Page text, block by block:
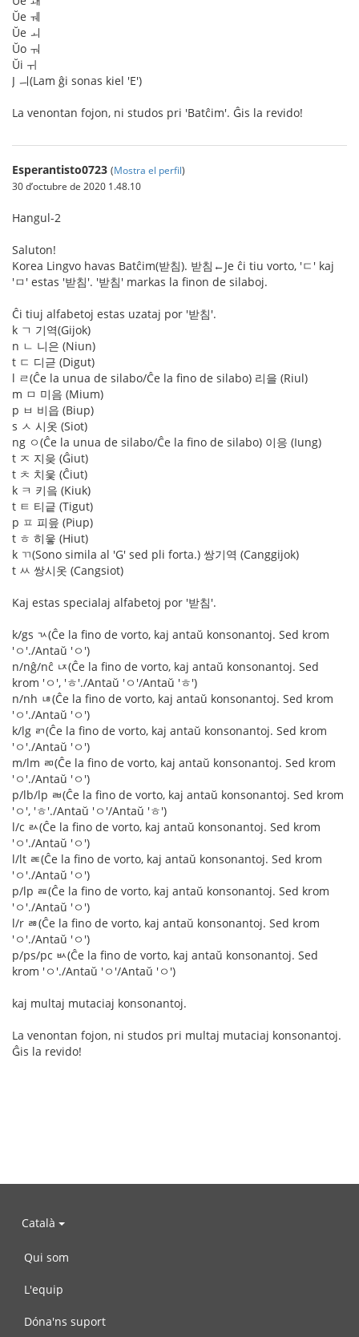
Ŭe ㅞ
Ŭe ㅚ
Ŭo ㅝ
Ŭi ㅟ
J ㅢ(Lam ĝi sonas kiel 'E')
La venontan fojon, ni studos pri 'Batĉim'. Ĝis la revido!
Esperantisto0723 (Mostra el perfil)
30 d’octubre de 2020 1.48.10
Hangul-2
Saluton!
Korea Lingvo havas Batĉim(받침). 받침←Je ĉi tiu vorto, 'ㄷ' kaj
'ㅁ' estas '받침'. '받침' markas la finon de silaboj.
Ĉi tiuj alfabetoj estas uzataj por '받침'.
k ㄱ 기역(Gijok)
n ㄴ 니은 (Niun)
t ㄷ 디귿 (Digut)
l ㄹ(Ĉe la unua de silabo/Ĉe la fino de silabo) 리을 (Riul)
m ㅁ 미음 (Mium)
p ㅂ 비읍 (Biup)
s ㅅ 시옷 (Siot)
ng ㅇ(Ĉe la unua de silabo/Ĉe la fino de silabo) 이응 (Iung)
t ㅈ 지읒 (Ĝiut)
t ㅊ 치읓 (Ĉiut)
k ㅋ 키읔 (Kiuk)
t ㅌ 티긑 (Tigut)
p ㅍ 피읖 (Piup)
t ㅎ 히읗 (Hiut)
k ㄲ(Sono simila al 'G' sed pli forta.) 쌍기역 (Canggijok)
t ㅆ 쌍시옷 (Cangsiot)
Kaj estas specialaj alfabetoj por '받침'.
k/gs ㄳ(Ĉe la fino de vorto, kaj antaŭ konsonantoj. Sed krom
'ㅇ'./Antaŭ 'ㅇ')
n/nĝ/nĉ ㄵ(Ĉe la fino de vorto, kaj antaŭ konsonantoj. Sed
krom 'ㅇ', 'ㅎ'./Antaŭ 'ㅇ'/Antaŭ 'ㅎ')
n/nh ㄶ(Ĉe la fino de vorto, kaj antaŭ konsonantoj. Sed krom
'ㅇ'./Antaŭ 'ㅇ')
k/lg ㄺ(Ĉe la fino de vorto, kaj antaŭ konsonantoj. Sed krom
'ㅇ'./Antaŭ 'ㅇ')
m/lm ㄻ(Ĉe la fino de vorto, kaj antaŭ konsonantoj. Sed krom
'ㅇ'./Antaŭ 'ㅇ')
p/lb/lp ㄼ(Ĉe la fino de vorto, kaj antaŭ konsonantoj. Sed krom
'ㅇ', 'ㅎ'./Antaŭ 'ㅇ'/Antaŭ 'ㅎ')
l/c ㄽ(Ĉe la fino de vorto, kaj antaŭ konsonantoj. Sed krom
'ㅇ'./Antaŭ 'ㅇ')
l/lt ㄾ(Ĉe la fino de vorto, kaj antaŭ konsonantoj. Sed krom
'ㅇ'./Antaŭ 'ㅇ')
p/lp ㄿ(Ĉe la fino de vorto, kaj antaŭ konsonantoj. Sed krom
'ㅇ'./Antaŭ 'ㅇ')
l/r ㅀ(Ĉe la fino de vorto, kaj antaŭ konsonantoj. Sed krom
'ㅇ'./Antaŭ 'ㅇ')
p/ps/pc ㅄ(Ĉe la fino de vorto, kaj antaŭ konsonantoj. Sed
krom 'ㅇ'./Antaŭ 'ㅇ'/Antaŭ 'ㅇ')
kaj multaj mutaciaj konsonantoj.
La venontan fojon, ni studos pri multaj mutaciaj konsonantoj.
Ĝis la revido!
Català
Qui som
L'equip
Dóna'ns suport